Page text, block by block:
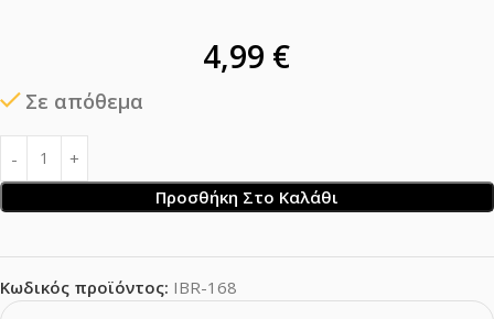
4,99 €
Σε απόθεμα
Προσθήκη Στο Καλάθι
Κωδικός προϊόντος: IBR-168